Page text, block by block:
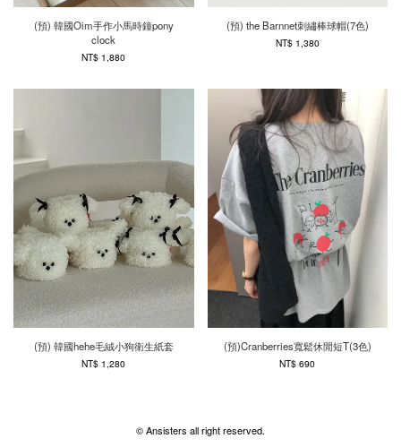
(預) 韓國Oim手作小馬時鐘pony
clock
NT$ 1,880
(預) the Barnnet刺繡棒球帽(7色)
NT$ 1,380
(預) 韓國hehe毛絨小狗衛生紙套
NT$ 1,280
(預)Cranberries寬鬆休閒短T(3色)
NT$ 690
© Ansisters all right reserved.